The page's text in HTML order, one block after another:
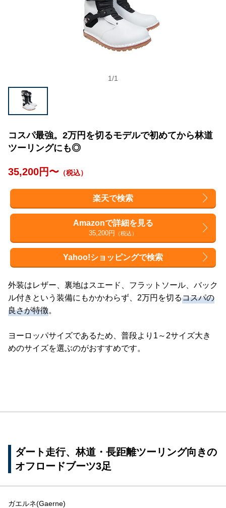
1/1
コスパ最強。2万円を切るモデルで初めてから林道
ツーリングにも◎
35,200円〜 （税込）
楽天で検索
Amazonで詳細を見る
35,200円 （税込）
Yahoo!ショッピングで検索
外装はレザー、裏地はスエード、フラットソール、バック
ル付きという装備にもかかわらず、2万円を切るコスパの
良さが特徴。
ヨーロッパサイズであるため、普段より1～2サイズ大き
めのサイズを選ぶのがおすすめです。
ダート走行、林道・長距離ツーリング向きの
オフロードブーツ3足
ガエルネ(Gaerne)